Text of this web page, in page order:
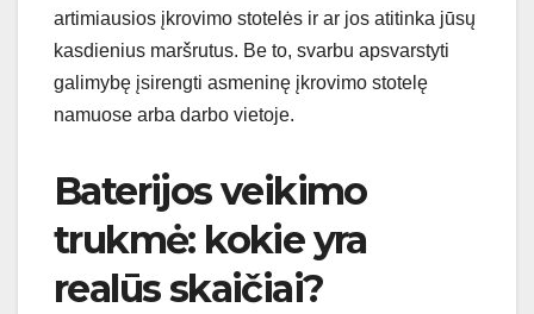
artimiausios įkrovimo stotelės ir ar jos atitinka jūsų
kasdienius maršrutus. Be to, svarbu apsvarstyti
galimybę įsirengti asmeninę įkrovimo stotelę
namuose arba darbo vietoje.
Baterijos veikimo
trukmė: kokie yra
realūs skaičiai?